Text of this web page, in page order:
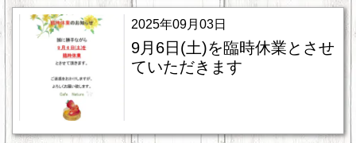
2025年09月03日
9月6日(土)を臨時休業とさせ
ていただきます